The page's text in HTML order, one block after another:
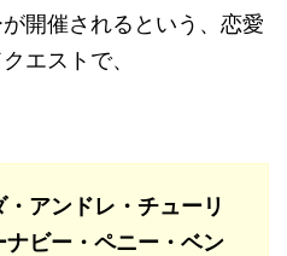
開催されるという、恋愛
エストで、
アンドレ・チューリ
ビー・ペニー・ベン